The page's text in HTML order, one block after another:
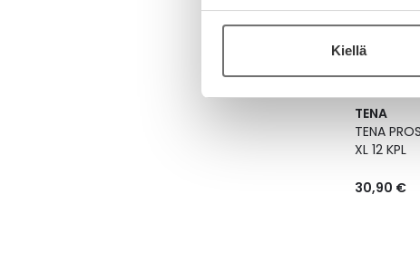
Kiellä
TENA
TENA
XL 12 KPL
30,90 €